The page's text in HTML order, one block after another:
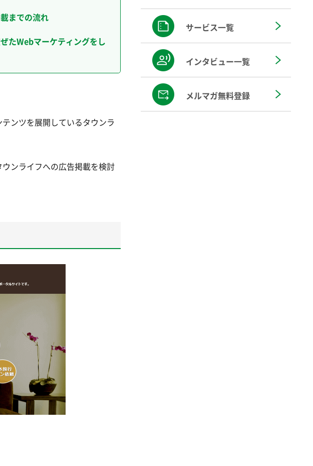
までの流れ
たWebマーケティングをし
ンツを展開しているタウンラ
ンライフへの広告掲載を検討
サービス一覧
インタビュー一覧
メルマガ無料登録